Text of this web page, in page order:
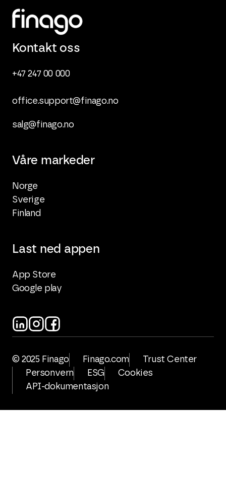
Kontakt oss
+47 247 00 000
office.support@finago.no
salg@finago.no
Våre markeder
Norge
Sverige
Finland
Last ned appen
App Store
Google play
© 2025 Finago Finago.com
Trust Center
Personvern
ESG
Cookies
API-dokumentasjon